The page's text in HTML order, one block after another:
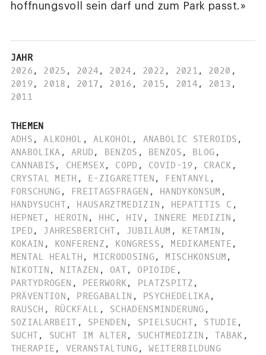
hoffnungsvoll sein darf und zum Park passt.»
JAHR
2026 , 2025 , 2024, 2024 , 2022 , 2021 , 2020 ,
2019, 2018 , 2017 , 2016 , 2015 , 2014, 2013 ,
2011
THEMEN
ADHS , ALKOHOL , ALKOHOL , ANABOLIC STEROIDS ,
ANABOLIKA , ARUD , BENZOS , BENZOS , BLOG ,
CANNABIS , CHEMSEX , COPD , COVID-19 , CRACK ,
CRYSTAL METH , E-ZIGARETTEN , FENTANYL ,
FORSCHUNG , FREITAGSFRAGEN , HANDYKONSUM ,
HANDYSUCHT, HAUSARZTMEDIZIN , HEPATITIS C ,
HEPNET , HEROIN , HHC , HIV , INNERE MEDIZIN ,
IPED , JAHRESBERICHT , JUBILÄUM , KETAMIN ,
KOKAIN , KONFERENZ , KONGRESS , MEDIKAMENTE ,
MENTAL HEALTH , MICRODOSING, MISCHKONSUM ,
NIKOTIN , NITAZEN , OAT, OPIOIDE ,
PARTYDROGEN , PEERWORK, PLATZSPITZ ,
PRÄVENTION , PREGABALIN , PSYCHEDELIKA,
RAUSCH , RÜCKFALL , SCHADENSMINDERUNG ,
SOZIALARBEIT , SPENDEN , SPIELSUCHT, STUDIE ,
SUCHT, SUCHT IM ALTER, SUCHTMEDIZIN , TABAK ,
THERAPIE , VERANSTALTUNG, WEITERBILDUNG